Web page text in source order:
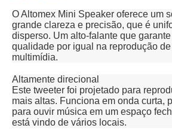
O Altomex Mini Speaker oferece um
grande clareza e precisão, que é
disperso. Um alto-falante que
qualidade por igual na reprodução
multimídia.
Altamente direcional
Este tweeter foi projetado para
mais altas. Funciona em onda curta,
para ouvir música em um espaço
está vindo de vários locais.